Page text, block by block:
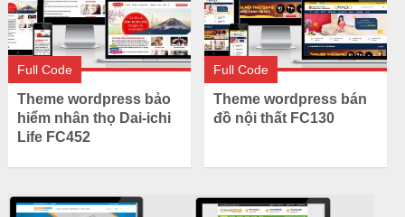
Full Code
Theme wordpress bảo
hiểm nhân thọ Dai-ichi
Life FC452
Full Code
Theme wordpress bán
đồ nội thất FC130